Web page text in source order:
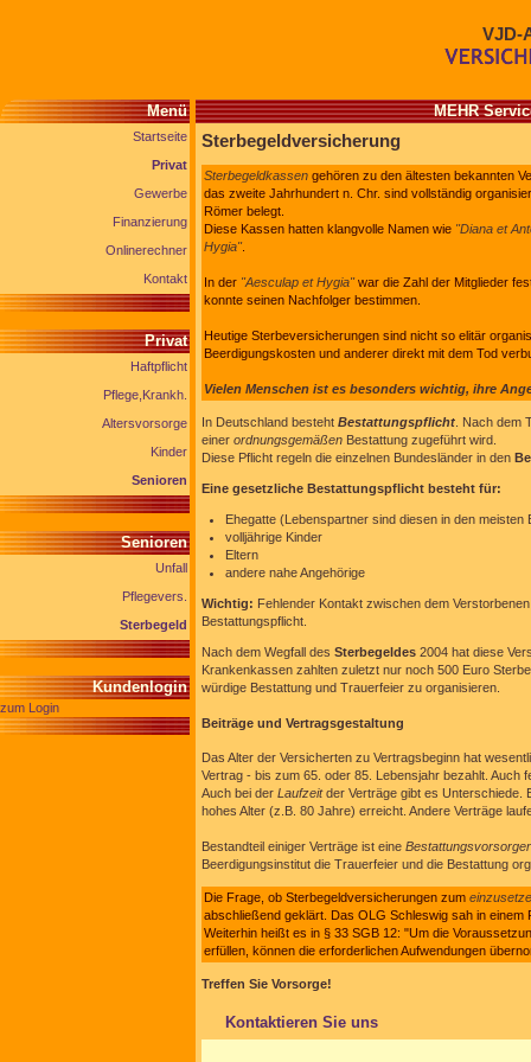
VJD-
Menü
Startseite
Privat
Gewerbe
Finanzierung
Onlinerechner
Kontakt
Privat
Haftpflicht
Pflege,Krankh.
Altersvorsorge
Kinder
Senioren
Senioren
Unfall
Pflegevers.
Sterbegeld
Kundenlogin
zum Login
MEHR
Sterbegeldversicherung
Sterbegeldkassen gehören zu den ältesten bekannten
das zweite Jahrhundert n. Chr. sind vollständig
Römer belegt.
Diese Kassen hatten klangvolle Namen wie "Diana et
Hygia".
In der "Aesculap et Hygia"war die Zahl der Mitglieder
konnte seinen Nachfolger bestimmen.
Heutige Sterbeversicherungen sind nicht so elitär
Beerdigungskosten und anderer direkt mit dem Tod
Vielen Menschen ist es besonders wichtig, ihre
In Deutschland besteht Bestattungspflicht . Nach dem
einer ordnungsgemäßen Bestattung zugeführt wird.
Diese Pflicht regeln die einzelnen Bundesländer in den
Eine gesetzliche Bestattungspflicht besteht für:
Ehegatte (Lebenspartner sind diesen in den meisten
volljährige Kinder
Eltern
andere nahe Angehörige
Wichtig: Fehlender Kontakt zwischen dem
Bestattungspflicht.
Nach dem Wegfall des Sterbegeldes 2004 hat diese
Krankenkassen zahlten zuletzt nur noch 500 Euro
würdige Bestattung und Trauerfeier zu organisieren.
Beiträge und Vertragsgestaltung
Das Alter der Versicherten zu Vertragsbeginn hat
Vertrag - bis zum 65. oder 85. Lebensjahr bezahlt.
Auch bei der Laufzeitder Verträge gibt es Unterschiede.
hohes Alter (z.B. 80 Jahre) erreicht. Andere Verträge
Bestandteil einiger Verträge ist eine
Beerdigungsinstitut die Trauerfeier und die Bestattung
Die Frage, ob Sterbegeldversicherungen zum
abschließend geklärt. Das OLG Schleswig sah in einem
Weiterhin heißt es in § 33 SGB 12: "Um die
erfüllen, können die erforderlichen Aufwendungen
Treffen Sie Vorsorge!
Kontaktieren Sie uns